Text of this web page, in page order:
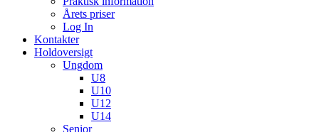
Årets priser
Log In
Kontakter
Holdoversigt
Ungdom
U8
U10
U12
U14
Senior